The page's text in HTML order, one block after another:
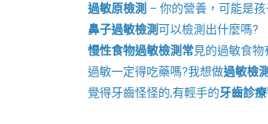
過敏原檢測 – 你的營養，可能是孩
鼻子過敏檢測可以檢測出什麼嗎?
慢性食物過敏檢測 常見的過敏食物
過敏一定得吃藥嗎?我想做過敏檢測
覺得牙齒怪怪的,有輕手的牙齒診療